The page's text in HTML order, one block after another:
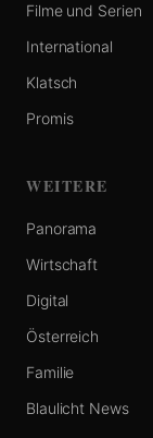
Filme und Serien
International
Klatsch
Promis
WEITERE
Panorama
Wirtschaft
Digital
Österreich
Familie
Blaulicht News